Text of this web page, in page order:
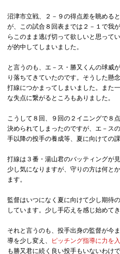
沼津市立戦、２－９の得点差を眺める
が、この試合８回表までは２－１で我
らこのまま逃げ切って欲しいと思って
が的中してしまいました。
と言うのも、エ－ス・勝又くんの球威
り落ちてきていたのです。そうした懸
打線につかまってしまいました。また
な失点に繋がるところもありました。
こうして８回、９回の２イニングで８
決められてしまったのですが、エ－ス
手以降の投手の養成等、夏に向けての
打線は３番・湯山君のバッティングが
少し気になりますが、守りの方は何と
ます。
監督はいつになく夏に向けて少し期待
しています。少し手応えを感じ始めて
それと言うのも、投手出身の監督が今
導を少し変え、
ピッチング指導に力を
も勝又君に続く良い投手もいないわけ